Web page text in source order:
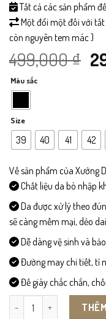
Tất cả các sản phẩm
Một đổi một đối với
còn nguyên tem mác )
499,000₫
Màu sắc
Size
39 40 41 42
Về sản phẩm của Xưởng
Chất liệu da bò nhập
Da được xử lý theo
sẽ càng mềm mại, dẻo
Dễ dàng vệ sinh và
Đường may chi tiết, tỉ
Đế giày chắc chắn,
SN09 - Giày Sneaker số